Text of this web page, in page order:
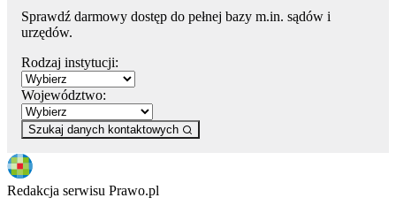
Sprawdź darmowy dostęp do pełnej bazy m.in. sądów i
urzędów.
Rodzaj instytucji:
Województwo:
Szukaj danych kontaktowych
Redakcja serwisu Prawo.pl